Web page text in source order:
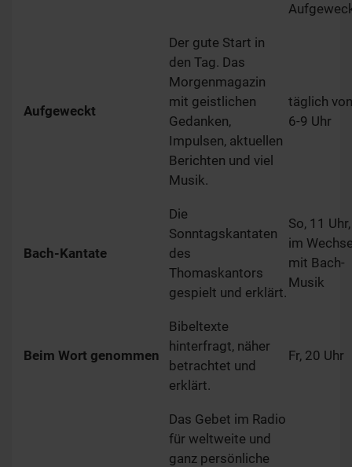
Aufgeweckt
Der gute Start in
den Tag. Das
Morgenmagazin
mit geistlichen
Gedanken,
Impulsen, aktuellen
Berichten und viel
Musik.
täglich von
6-9 Uhr
Bach-Kantate
Die
Sonntagskantaten
des
Thomaskantors
gespielt und erklärt.
So, 11 Uhr,
im
mit Bach-
Musik
Beim Wort genommen
Bibeltexte
hinterfragt, näher
betrachtet und
erklärt.
Fr, 20 Uhr
Das Gebet im Radio
für weltweite und
ganz persönliche